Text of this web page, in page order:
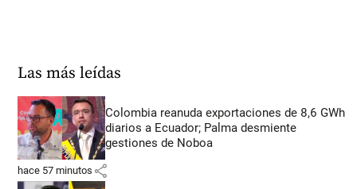
Las más leídas
Colombia reanuda exportaciones de 8,6 GWh
diarios a Ecuador; Palma desmiente
gestiones de Noboa
hace 57 minutos share